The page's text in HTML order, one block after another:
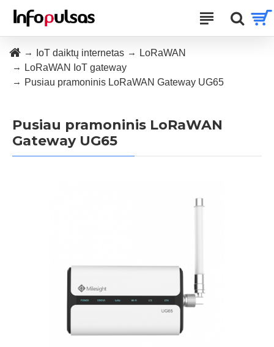
IoT daiktų internetas
LoRaWAN
LoRaWAN IoT gateway
Pusiau pramoninis LoRaWAN Gateway UG65
Pusiau pramoninis LoRaWAN
Gateway UG65